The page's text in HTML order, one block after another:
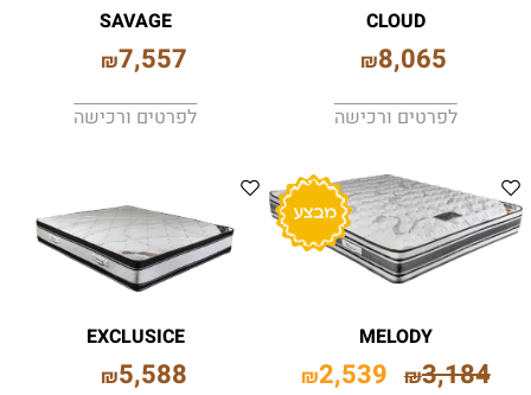
CLOUD
₪8,065
לפרטים ורכישה
SAVAGE
₪7,557
לפרטים ורכישה
MELODY
₪3,184
₪2,539
EXCLUSICE
₪5,588